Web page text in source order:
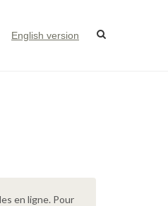
English version
en ligne. Pour